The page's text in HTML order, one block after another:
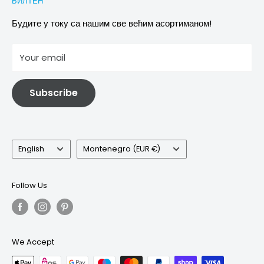
Images & references
Политика отказивања
Услови
Информације о електричној и електронској опреми
Будите у току са нашим све већим асортиманом!
Your email
Subscribe
Language
English Country/region
Montenegro (EUR €)
Follow Us
We Accept